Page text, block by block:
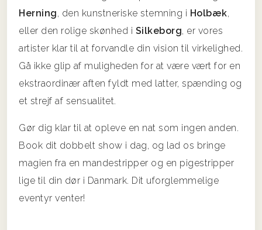
Herning, den kunstneriske stemning i Holbæk,
eller den rolige skønhed i Silkeborg, er vores
artister klar til at forvandle din vision til virkelighed.
Gå ikke glip af muligheden for at være vært for en
ekstraordinær aften fyldt med latter, spænding og
et strejf af sensualitet.
Gør dig klar til at opleve en nat som ingen anden.
Book dit dobbelt show i dag, og lad os bringe
magien fra en mandestripper og en pigestripper
lige til din dør i Danmark. Dit uforglemmelige
eventyr venter!